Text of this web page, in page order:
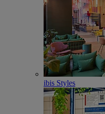
ibis Styles